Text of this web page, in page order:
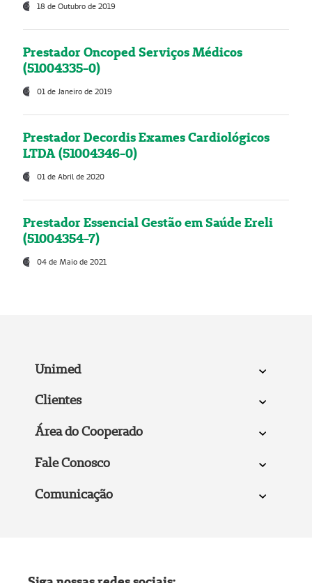
18 de Outubro de 2019
Prestador Oncoped Serviços Médicos
(51004335-0)
01 de Janeiro de 2019
Prestador Decordis Exames Cardiológicos
LTDA (51004346-0)
01 de Abril de 2020
Prestador Essencial Gestão em Saúde Ereli
(51004354-7)
04 de Maio de 2021
Unimed
Clientes
Área do Cooperado
Fale Conosco
Comunicação